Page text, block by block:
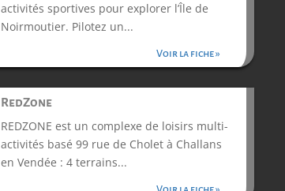
activités sportives pour explorer l’Île de
Noirmoutier. Pilotez un...
Voir la fiche »
RedZone
REDZONE est un complexe de loisirs multi-
activités basé 99 rue de Cholet à Challans
en Vendée : 4 terrains...